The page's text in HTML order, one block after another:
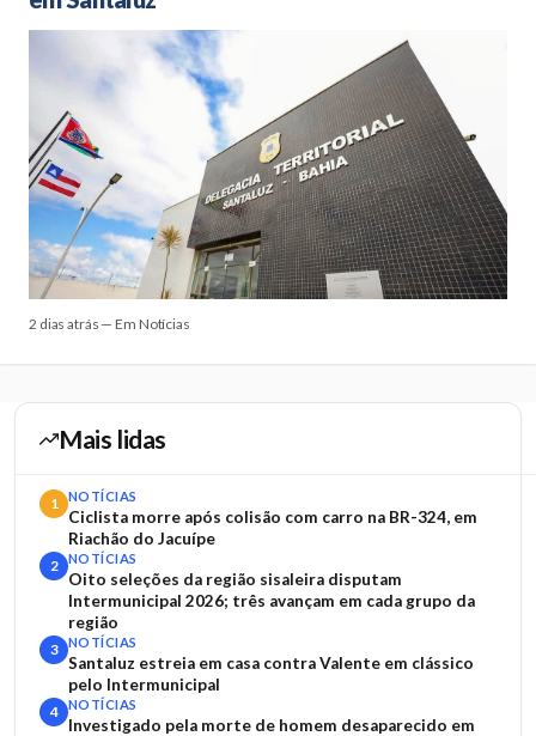
2 dias atrás — Em Notícias
Mais lidas
1 NOTÍCIAS
Ciclista morre após colisão com carro na BR-324, em
Riachão do Jacuípe
2 NOTÍCIAS
Oito seleções da região sisaleira disputam
Intermunicipal 2026; três avançam em cada grupo da
região
3 NOTÍCIAS
Santaluz estreia em casa contra Valente em clássico
pelo Intermunicipal
4 NOTÍCIAS
Investigado pela morte de homem desaparecido em